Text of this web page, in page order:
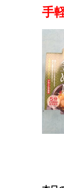
手